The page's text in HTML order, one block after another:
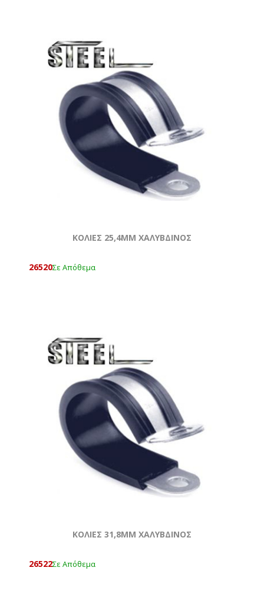
ΚΟΛΙΕΣ 25,4MM ΧΑΛΥΒΔΙΝΟΣ
26520Σε Απόθεμα
ΚΟΛΙΕΣ 31,8MM ΧΑΛΥΒΔΙΝΟΣ
26522Σε Απόθεμα